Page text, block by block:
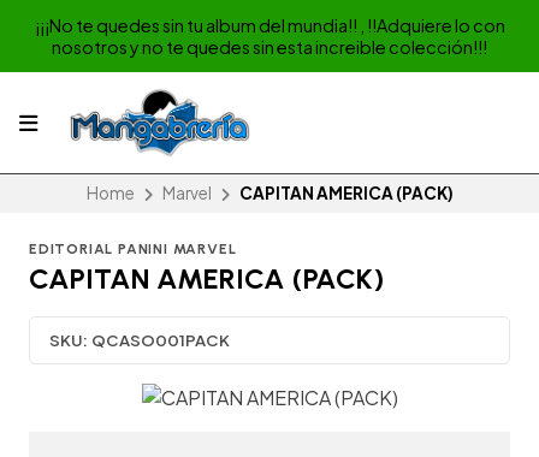
¡¡¡No te quedes sin tu album del mundia!! , !!Adquiere lo con
nosotros y no te quedes sin esta increible colección!!!
Home Marvel CAPITAN AMERICA (PACK)
EDITORIAL PANINI MARVEL
CAPITAN AMERICA (PACK)
SKU: QCASO001PACK